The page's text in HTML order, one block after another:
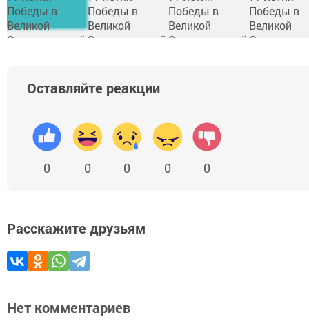
Оставляйте реакции
0 0 0 0 0
Расскажите друзьям
Нет комментариев